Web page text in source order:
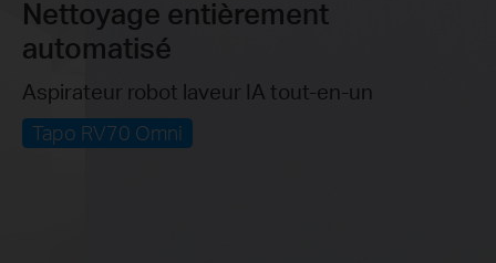
Nettoyage entièrement
automatisé
Aspirateur robot laveur IA tout-en-un
Tapo RV70 Omni